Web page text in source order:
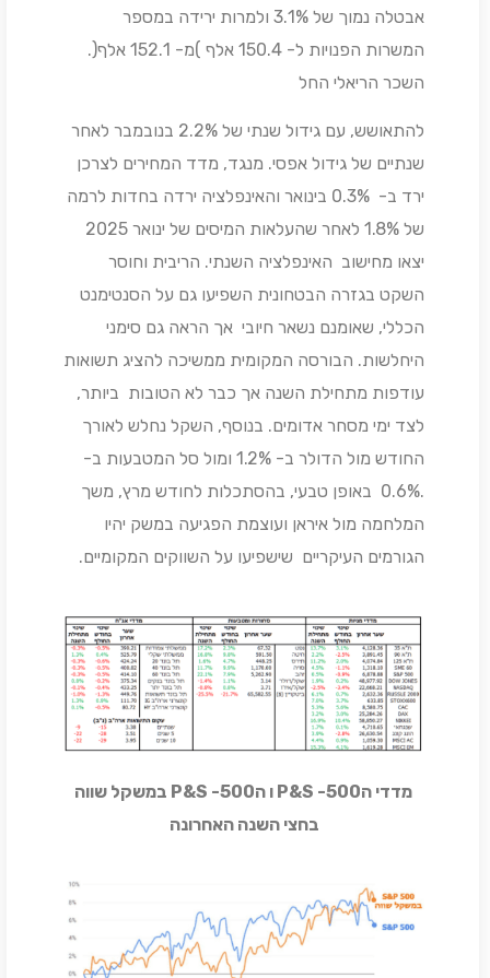
אבטלה נמוך של 3.1% ולמרות ירידה במספר
המשרות הפנויות ל- 150.4 אלף )מ- 152.1 אלף(.
השכר הריאלי החל
להתאושש, עם גידול שנתי של 2.2% בנובמבר לאחר
שנתיים של גידול אפסי. מנגד, מדד המחירים לצרכן
ירד ב- 0.3% בינואר והאינפלציה ירדה בחדות לרמה
של 1.8% לאחר שהעלאות המיסים של ינואר 2025
יצאו מחישוב האינפלציה השנתי. הריבית וחוסר
השקט בגזרה הבטחונית השפיעו גם על הסנטימנט
הכללי, שאומנם נשאר חיובי אך הראה גם סימני
היחלשות. הבורסה המקומית ממשיכה להציג תשואות
עודפות מתחילת השנה אך כבר לא הטובות ביותר,
לצד ימי מסחר אדומים. בנוסף, השקל נחלש לאורך
החודש מול הדולר ב- 1.2% ומול סל המטבעות ב-
.0.6% באופן טבעי, בהסתכלות לחודש מרץ, משך
המלחמה מול איראן ועוצמת הפגיעה במשק יהיו
הגורמים העיקריים שישפיעו על השווקים המקומיים.
מדדי ה500- P&S ו ה500- P&S במשקל שווה
בחצי השנה האחרונה